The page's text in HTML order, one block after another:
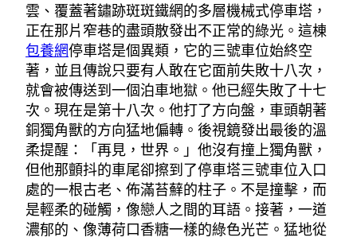
雲、覆蓋著鏽跡斑斑鐵網的多層機械式停車塔，
正在那片窄巷的盡頭散發出不正常的綠光。這棟
包養網停車塔是個異類，它的三號車位始終空
著，並且傳說只要有人敢在它面前失敗十八次，
就會被傳送到一個泊車地獄。他已經失敗了十七
次。現在是第十八次。他打了方向盤，車頭朝著
銅獨角獸的方向猛地偏轉。後視鏡發出最後的溫
柔提醒：「再見，世界。」他沒有撞上獨角獸，
但他那顫抖的車尾卻擦到了停車塔三號車位入口
處的一根古老、佈滿苔蘚的柱子。不是撞擊，而
是輕柔的碰觸，像戀人之間的耳語。接著，一道
濃郁的、像薄荷口香糖一樣的綠色光芒。猛地從